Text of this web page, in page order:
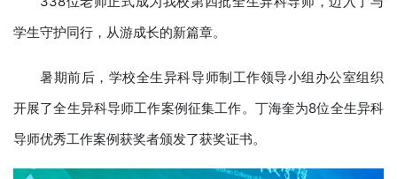
学生守护同行，从游成长的新篇章。
暑期前后，学校全生异科导师制工作领导小组办公室组织
开展了全生异科导师工作案例征集工作。丁海奎为8位全生异科
导师优秀工作案例获奖者颁发了获奖证书。